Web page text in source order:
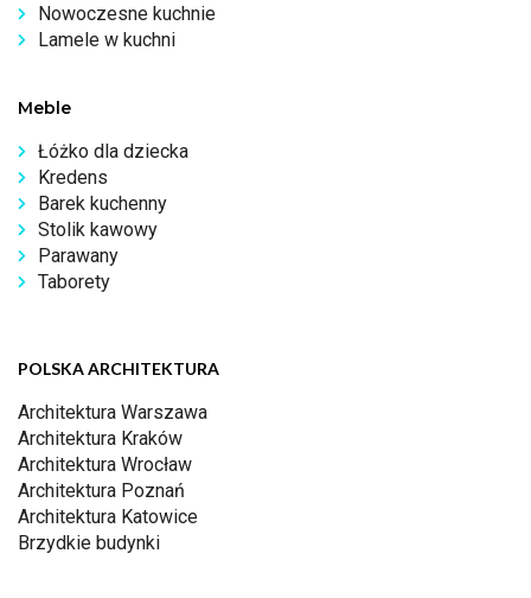
Nowoczesne kuchnie
Lamele w kuchni
Meble
Łóżko dla dziecka
Kredens
Barek kuchenny
Stolik kawowy
Parawany
Taborety
POLSKA ARCHITEKTURA
Architektura Warszawa
Architektura Kraków
Architektura Wrocław
Architektura Poznań
Architektura Katowice
Brzydkie budynki